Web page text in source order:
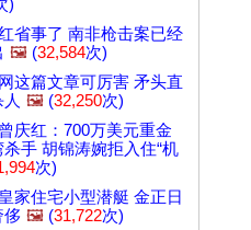
)
省事了 南非枪击案已经
🖼️ (32,584次)
这篇文章可厉害 矛头直
🖼️ (32,250次)
庆红：700万美元重金
手 胡锦涛婉拒入住“机
次)
家住宅小型潜艇 金正日
侈 🖼️ (31,722次)